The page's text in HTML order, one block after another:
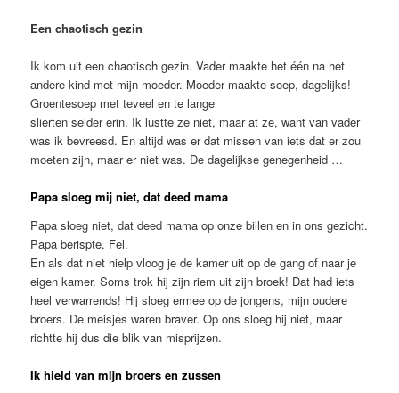
Een chaotisch gezin
Ik kom uit een chaotisch gezin. Vader maakte het één na het
andere kind met mijn moeder. Moeder maakte soep, dagelijks!
Groentesoep met teveel en te lange
slierten selder erin. Ik lustte ze niet, maar at ze, want van vader
was ik bevreesd. En altijd was er dat missen van iets dat er zou
moeten zijn, maar er niet was. De dagelijkse genegenheid …
Papa sloeg mij niet, dat deed mama
Papa sloeg niet, dat deed mama op onze billen en in ons gezicht.
Papa berispte. Fel.
En als dat niet hielp vloog je de kamer uit op de gang of naar je
eigen kamer. Soms trok hij zijn riem uit zijn broek! Dat had iets
heel verwarrends! Hij sloeg ermee op de jongens, mijn oudere
broers. De meisjes waren braver. Op ons sloeg hij niet, maar
richtte hij dus die blik van misprijzen.
Ik hield van mijn broers en zussen